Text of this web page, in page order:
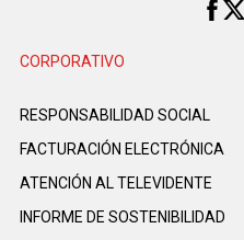
CORPORATIVO
RESPONSABILIDAD SOCIAL
FACTURACIÓN ELECTRÓNICA
ATENCIÓN AL TELEVIDENTE
INFORME DE SOSTENIBILIDAD